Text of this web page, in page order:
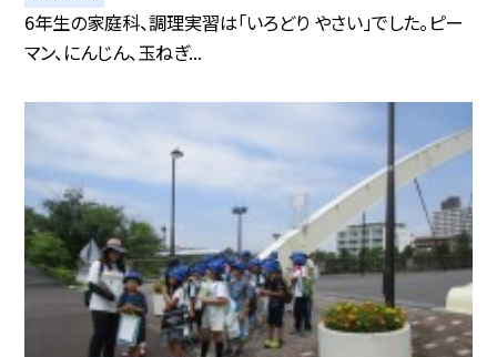
6年生の家庭科、調理実習は「いろどり やさい」でした。ピー
マン、にんじん、玉ねぎ...